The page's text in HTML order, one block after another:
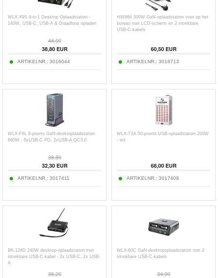
WLX-X9S 9-in-1 Desktop Oplaadstation -
140W, USB-C, USB-A & Draadloos opladen
44,00
38,80EUR
ARTIKELNR.: 3016044
HW866 300W GaN-oplaadstation voor op het
bureau met LCD-scherm en 2 intrekbare
USB-C-kabels
60,50EUR
ARTIKELNR.: 3018713
WLX-F8L 8-poorts GaN-desktoplaadstation
660W - 6xUSB-C PD, 2xUSB-A QC3.0
38,80
32,30EUR
ARTIKELNR.: 3017411
WLX-T2A 50-poorts USB-oplaadstation 200W
- wit
68,00EUR
ARTIKELNR.: 3017408
BK-124D 240W desktop-oplaadstation met
intrekbare USB-C-kabel - 2x USB-C, 2x USB-
A
36,20
WLX-60C GaN-desktopoplaadstation met 2
intrekbare USB-C-kabels
34,90